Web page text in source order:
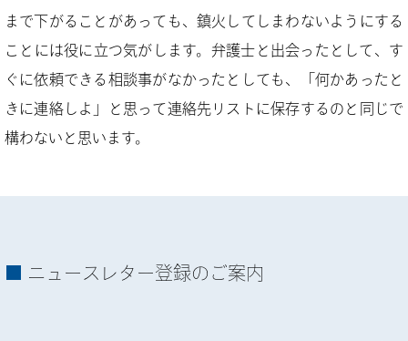
まで下がることがあっても、鎮火してしまわないようにする
ことには役に立つ気がします。弁護士と出会ったとして、す
ぐに依頼できる相談事がなかったとしても、「何かあったと
きに連絡しよ」と思って連絡先リストに保存するのと同じで
構わないと思います。
ニュースレター登録のご案内